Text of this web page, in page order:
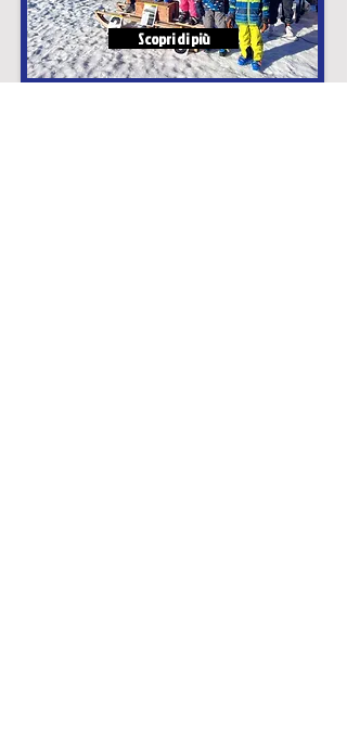
Scopri di più